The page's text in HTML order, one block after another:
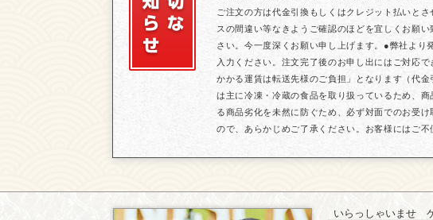
ご注文の方は代金引換もしくはクレジット払いと
スの間違い等なきようご確認のほどを宜しくお願
さい。今一度深くお願い申し上げます。●弊社より
入力ください。注文完了後のお申し出にはご対応
かかる運賃は転送先様のご負担」となります（代
は主に冷凍・冷蔵の食品を取り扱っているため、
る商品劣化を未然に防ぐため、必ず対面でのお受
ので、あらかじめご了承ください。お客様にはご
いらっしゃいませ